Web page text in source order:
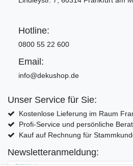
Hotline:
0800 55 22 600
Email:
info@dekushop.de
Unser Service für Sie:
Kostenlose Lieferung im Raum
Profi-Service und persönliche
Kauf auf Rechnung für
Newsletteranmeldung: